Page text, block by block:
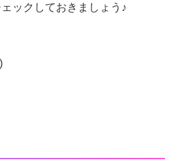
ックしておきましょう♪